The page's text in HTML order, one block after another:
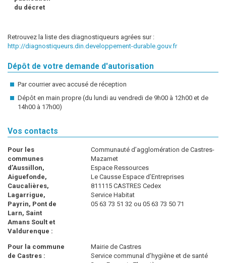
du décret
Retrouvez la liste des diagnostiqueurs agrées sur :
http://diagnostiqueurs.din.developpement-durable.gouv.fr
Dépôt de votre demande d'autorisation
Par courrier avec accusé de réception
Dépôt en main propre (du lundi au vendredi de 9h00 à 12h00 et de
14h00 à 17h00)
Vos contacts
Pour les
communes
d’Aussillon,
Aiguefonde,
Caucalières,
Lagarrigue,
Payrin, Pont de
Larn, Saint
Amans Soult et
Valdurenque :
Communauté d’agglomération de Castres-
Mazamet
Espace Ressources
Le Causse Espace d’Entreprises
811115 CASTRES Cedex
Service Habitat
05 63 73 51 32 ou 05 63 73 50 71
Pour la commune
de Castres :
Mairie de Castres
Service communal d’hygiène et de santé